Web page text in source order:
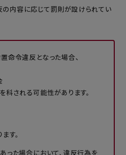
内容に応じて罰則が設けられてい
命令違反となった場合、
科される可能性があります。
す。
った場合において、違反行為を